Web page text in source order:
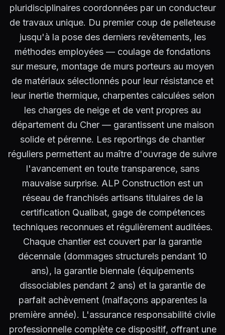
pluridisciplinaires coordonnées par un conducteur
de travaux unique. Du premier coup de pelleteuse
jusqu'à la pose des derniers revêtements, les
méthodes employées — coulage de fondations
sur mesure, montage de murs porteurs au moyen
de matériaux sélectionnés pour leur résistance et
leur inertie thermique, charpentes calculées selon
les charges de neige et de vent propres au
département du Cher — garantissent une maison
solide et pérenne. Les reportings de chantier
réguliers permettent au maître d'ouvrage de suivre
l'avancement en toute transparence, sans
mauvaise surprise. ALP Construction est un
réseau de franchisés artisans titulaires de la
certification Qualibat, gage de compétences
techniques reconnues et régulièrement auditées.
Chaque chantier est couvert par la garantie
décennale (dommages structurels pendant 10
ans), la garantie biennale (équipements
dissociables pendant 2 ans) et la garantie de
parfait achèvement (malfaçons apparentes la
première année). L'assurance responsabilité civile
professionnelle complète ce dispositif, offrant une